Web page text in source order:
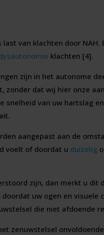
van klachten door NAH.
klachten [4].
zijn in het autonome
zonder dat wij hier onze
snelheid van uw hartslag
aangepast aan de
voelt of doordat u duizelig
zijn, dan merkt u dit
uw ogen en visuele
die niet afdoende
zenuwstelsel